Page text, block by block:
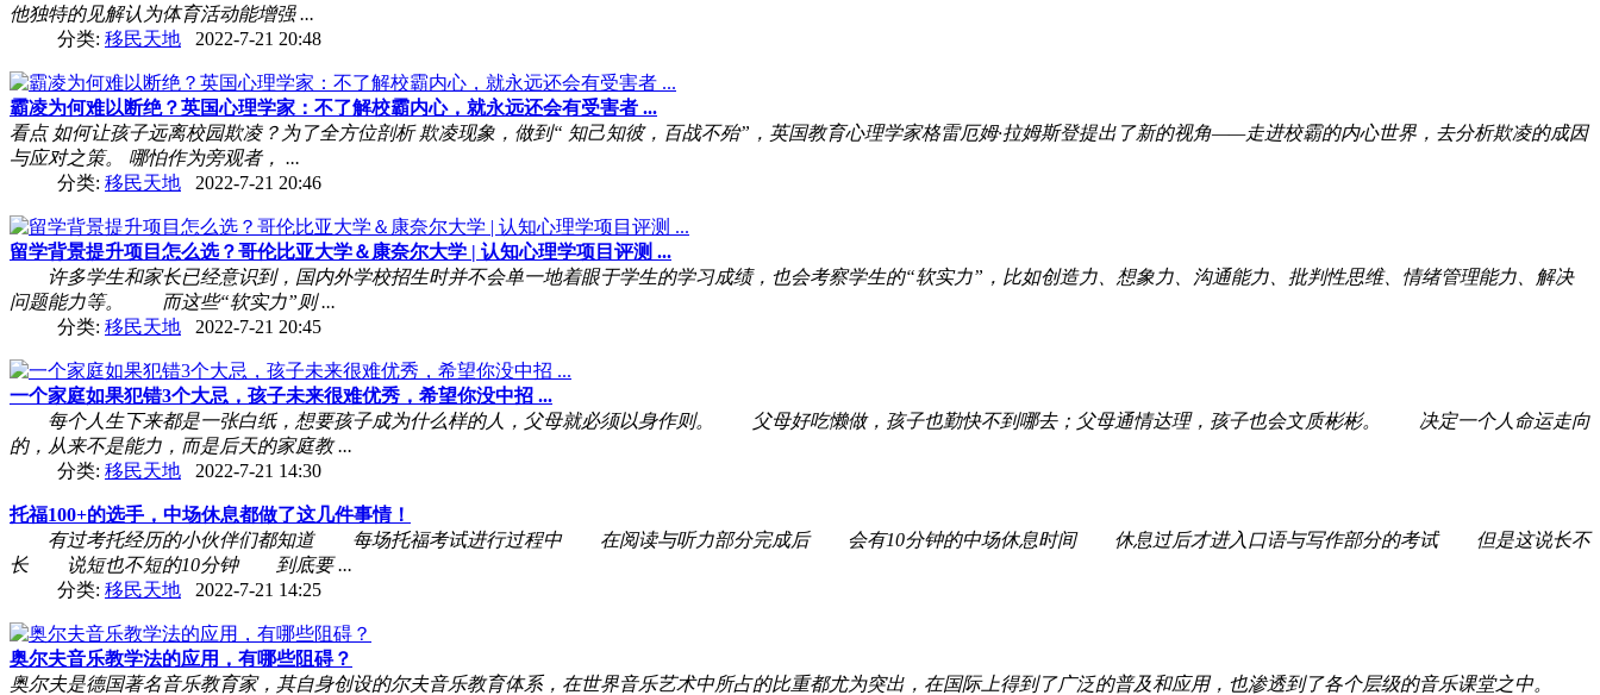
他独特的见解认为体育活动能增强 ...
分类: 移民天地 2022-7-21 20:48
霸凌为何难以断绝？英国心理学家：不了解校霸内心，就永远还会有受害者 ...
看点 如何让孩子远离校园欺凌？为了全方位剖析 欺凌现象，做到“ 知己知彼，百战不殆”，英国教育心理学家格雷厄姆·拉姆斯登提出了新的视角——走进校霸的内心世界，去分析欺凌的成因
与应对之策。 哪怕作为旁观者， ...
分类: 移民天地 2022-7-21 20:46
留学背景提升项目怎么选？哥伦比亚大学＆康奈尔大学 | 认知心理学项目评测 ...
许多学生和家长已经意识到，国内外学校招生时并不会单一地着眼于学生的学习成绩，也会考察学生的“软实力”，比如创造力、想象力、沟通能力、批判性思维、情绪管理能力、解决
问题能力等。 而这些“软实力”则 ...
分类: 移民天地 2022-7-21 20:45
一个家庭如果犯错3个大忌，孩子未来很难优秀，希望你没中招 ...
每个人生下来都是一张白纸，想要孩子成为什么样的人，父母就必须以身作则。 父母好吃懒做，孩子也勤快不到哪去；父母通情达理，孩子也会文质彬彬。 决定一个人命运走向
的，从来不是能力，而是后天的家庭教 ...
分类: 移民天地 2022-7-21 14:30
托福100+的选手，中场休息都做了这几件事情！
有过考托经历的小伙伴们都知道 每场托福考试进行过程中 在阅读与听力部分完成后 会有10分钟的中场休息时间 休息过后才进入口语与写作部分的考试 但是这说长不
长 说短也不短的10分钟 到底要 ...
分类: 移民天地 2022-7-21 14:25
奥尔夫音乐教学法的应用，有哪些阻碍？
奥尔夫是德国著名音乐教育家，其自身创设的尔夫音乐教育体系，在世界音乐艺术中所占的比重都尤为突出，在国际上得到了广泛的普及和应用，也渗透到了各个层级的音乐课堂之中。